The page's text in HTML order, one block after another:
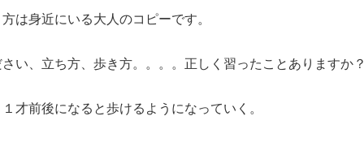
は身近にいる大人のコピーです。
い、立ち方、歩き方。。。。正しく習ったことありますか？
才前後になると歩けるようになっていく。